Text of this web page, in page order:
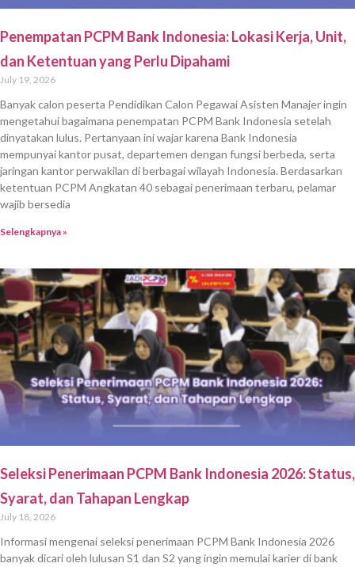
Penempatan PCPM Bank Indonesia: Lokasi Kerja, Unit,
dan Ketentuan yang Perlu Dipahami
July 19, 2026
Banyak calon peserta Pendidikan Calon Pegawai Asisten Manajer ingin
mengetahui bagaimana penempatan PCPM Bank Indonesia setelah
dinyatakan lulus. Pertanyaan ini wajar karena Bank Indonesia
mempunyai kantor pusat, departemen dengan fungsi berbeda, serta
jaringan kantor perwakilan di berbagai wilayah Indonesia. Berdasarkan
ketentuan PCPM Angkatan 40 sebagai penerimaan terbaru, pelamar
wajib bersedia
Selengkapnya »
Seleksi Penerimaan PCPM Bank Indonesia 2026: Status,
Syarat, dan Tahapan Lengkap
July 18, 2026
Informasi mengenai seleksi penerimaan PCPM Bank Indonesia 2026
banyak dicari oleh lulusan S1 dan S2 yang ingin memulai karier di bank